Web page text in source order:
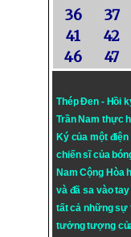
36
37
41
42
46
47
Thép Đen - Hồi
Trần Nam thực
Ký của một
chiến sĩ của
Nam Cộng Hòa
và đã sa vào
tất cả những sự
tưởng tượng